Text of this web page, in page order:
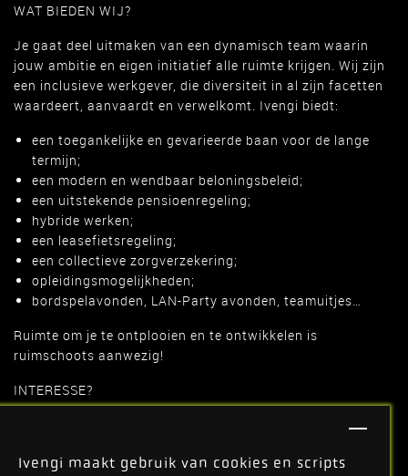
Ivengi maakt gebruik van cookies en scripts
WAT BIEDEN WIJ?
Je gaat deel uitmaken van een dynamisch team waarin
jouw ambitie en eigen initiatief alle ruimte krijgen. Wij zijn
een inclusieve werkgever, die diversiteit in al zijn facetten
waardeert, aanvaardt en verwelkomt. Ivengi biedt:
een toegankelijke en gevarieerde baan voor de lange
termijn;
een modern en wendbaar beloningsbeleid;
een uitstekende pensioenregeling;
hybride werken;
een leasefietsregeling;
een collectieve zorgverzekering;
opleidingsmogelijkheden;
bordspelavonden, LAN-Party avonden, teamuitjes…
Ruimte om je te ontplooien en te ontwikkelen is
ruimschoots aanwezig!
INTERESSE?
'Never a dull moment' bij ons door een grote variatie in je
van hard werken, nét dat stapje extra zetten, maar zeker